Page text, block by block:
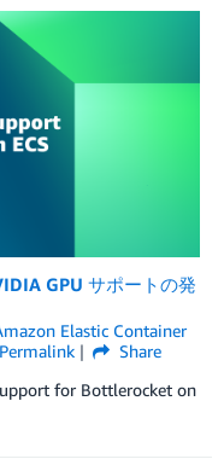
GPU サポートの発
Elastic Container
Permalink
Share
for Bottlerocket on